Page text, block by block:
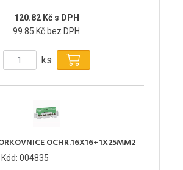
120.82 Kč s DPH
99.85 Kč bez DPH
ks
OCHR.16X16+1X25MM2
Kód: 004835